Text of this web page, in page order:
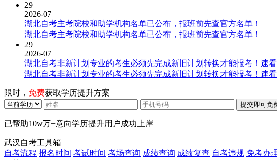
29
2026-07
湖北自考主考院校和助学机构名单已公布，报班前先查官方名单！
湖北自考主考院校和助学机构名单已公布，报班前先查官方名单！
29
2026-07
湖北自考非新计划专业的考生必须先完成新旧计划转换才能报考！速看
湖北自考非新计划专业的考生必须先完成新旧计划转换才能报考！速看
限时， 免费获取学历提升方案
已帮助10w万+意向学历提升用户成功上岸
武汉自考工具箱
自考流程 报名时间 考试时间 考场查询 成绩查询 成绩复查 自考违规 免考办